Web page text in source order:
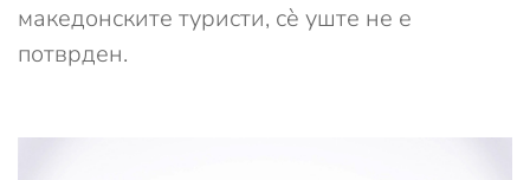
македонските туристи, сè уште не е
потврден.